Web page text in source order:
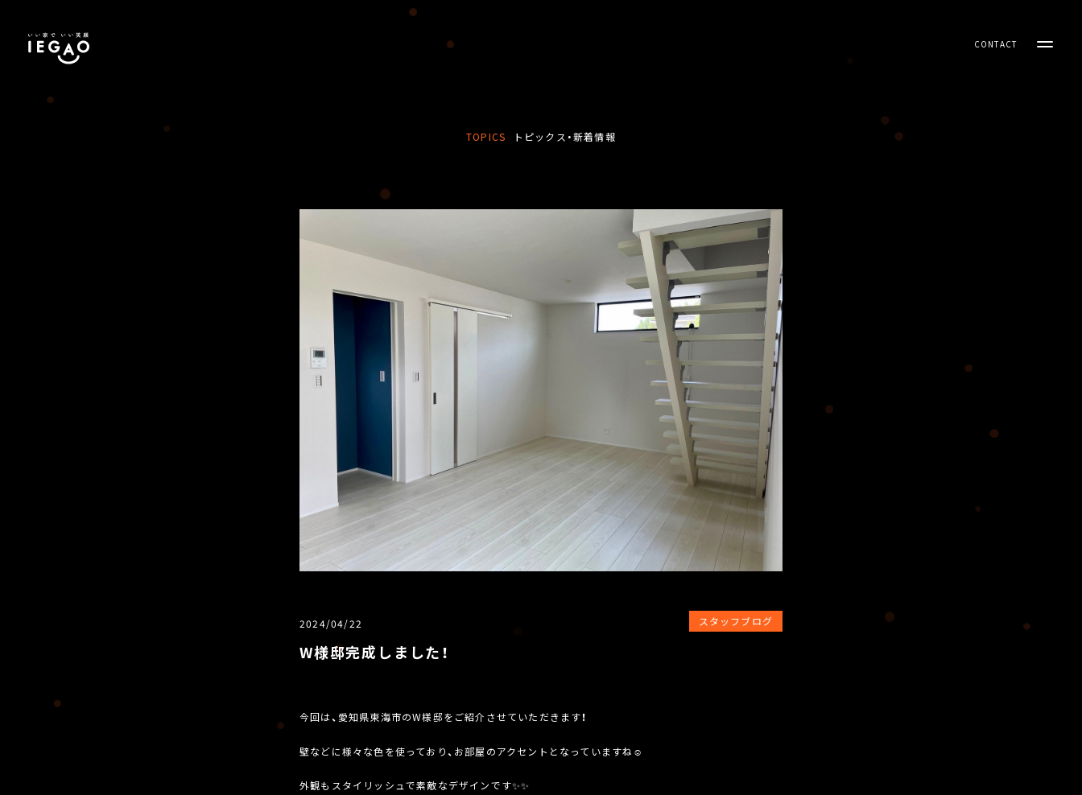
CONTACT
TOPICS トピックス・新着情報
2024/04/22
W様邸完成しました！
スタッフブログ
今回は、愛知県東海市のW様邸をご紹介させていただきます！
壁などに様々な色を使っており、お部屋のアクセントとなっていますね☺
外観もスタイリッシュで素敵なデザインです✨✨